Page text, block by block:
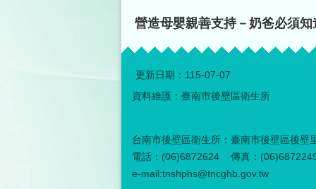
營造母嬰親善支持－奶爸必須
更新日期： 115-07-07
資料維護：臺南市後壁區衛生所
台南市後壁區衛生所：臺南市後壁區後壁
電話：(06)6872624 傳真：
e-mail:tnshphs@tncghb.gov.tw